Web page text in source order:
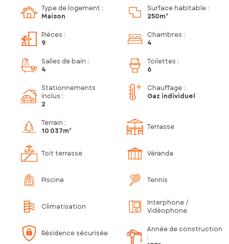
Type de logement :
Maison
Surface habitable :
250m²
Pièces :
9
Chambres :
4
Salles de bain :
4
Toilettes :
6
Stationnements
inclus :
2
Chauffage :
Gaz individuel
Terrain :
10 037m²
Terrasse
Toit terrasse Véranda
Piscine Tennis
Climatisation
Interphone /
Vidéophone
Résidence sécurisée
Année de construction
: